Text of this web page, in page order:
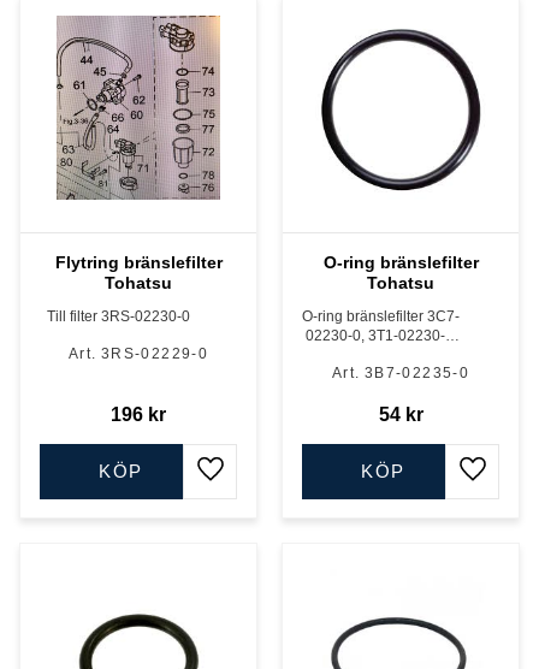
Flytring bränslefilter
Tohatsu
Till filter 3RS-02230-0
3RS-02229-0
196 kr
Lägg till i favoriter
KÖP
O-ring bränslefilter
Tohatsu
O-ring bränslefilter 3C7-
02230-0, 3T1-02230-0,
oljefilter 3C7-71030-0
3B7-02235-0
54kr
Lägg
KÖP